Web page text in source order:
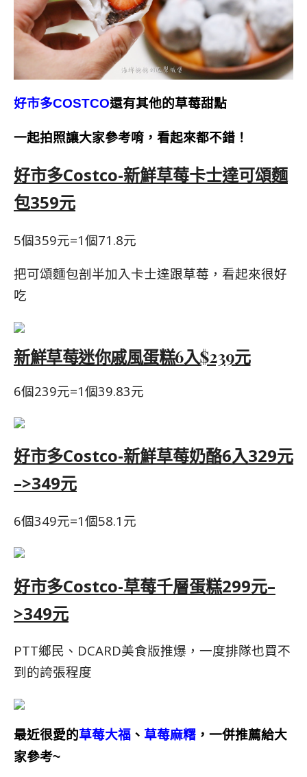
好市多COSTCO還有其他的草莓甜點
一起拍照讓大家參考唷，看起來都不錯！
好市多Costco-新鮮草莓卡士達可頌麵
包359元
5個359元=1個71.8元
把可頌麵包剖半加入卡士達跟草莓，看起來很好
吃
新鮮草莓迷你戚風蛋糕6入$239元
6個239元=1個39.83元
好市多Costco-新鮮草莓奶酪6入329元
–>349元
6個349元=1個58.1元
好市多Costco-草莓千層蛋糕299元–
>349元
PTT鄉民、DCARD美食版推爆，一度排隊也買不
到的誇張程度
最近很愛的草莓大福 、 草莓麻糬 ，一併推薦給大
家參考~